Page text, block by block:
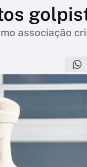
associação